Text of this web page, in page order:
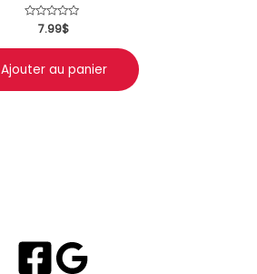
Note
sur
7.99$
Ajouter au panier